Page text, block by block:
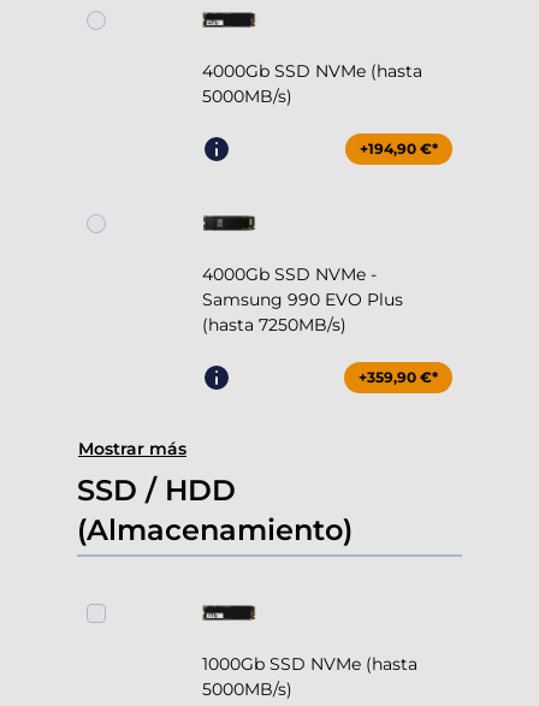
4000Gb SSD NVMe (hasta
5000MB/s)
+194,90 €*
4000Gb SSD NVMe -
Samsung 990 EVO Plus
(hasta 7250MB/s)
+359,90 €*
Mostrar más
SSD / HDD
(Almacenamiento)
1000Gb SSD NVMe (hasta
5000MB/s)